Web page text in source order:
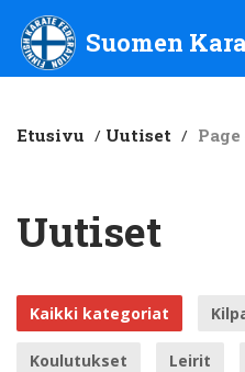
Suomen Karateliitto ry
Suomen
Etusivu / Uutiset / Page
Uutiset
Kaikki kategoriat
Koulutukset Leirit